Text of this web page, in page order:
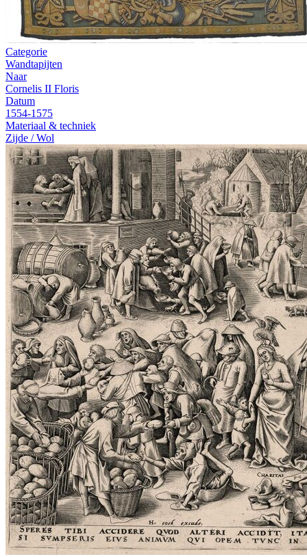
Categorie
Wandtapijten
Naar
Cornelis II Floris
Datum
1554-1575
Materiaal & techniek
Zijde / Wol